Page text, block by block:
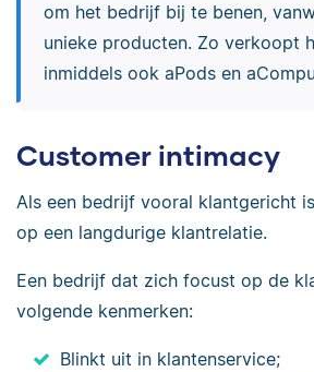
om het bedrijf bij te benen,
unieke producten. Zo verkoopt
inmiddels ook aPods en
Customer intimacy
Als een bedrijf vooral klantgericht
op een langdurige klantrelatie.
Een bedrijf dat zich focust op de
volgende kenmerken:
Blinkt uit in klantenservice;